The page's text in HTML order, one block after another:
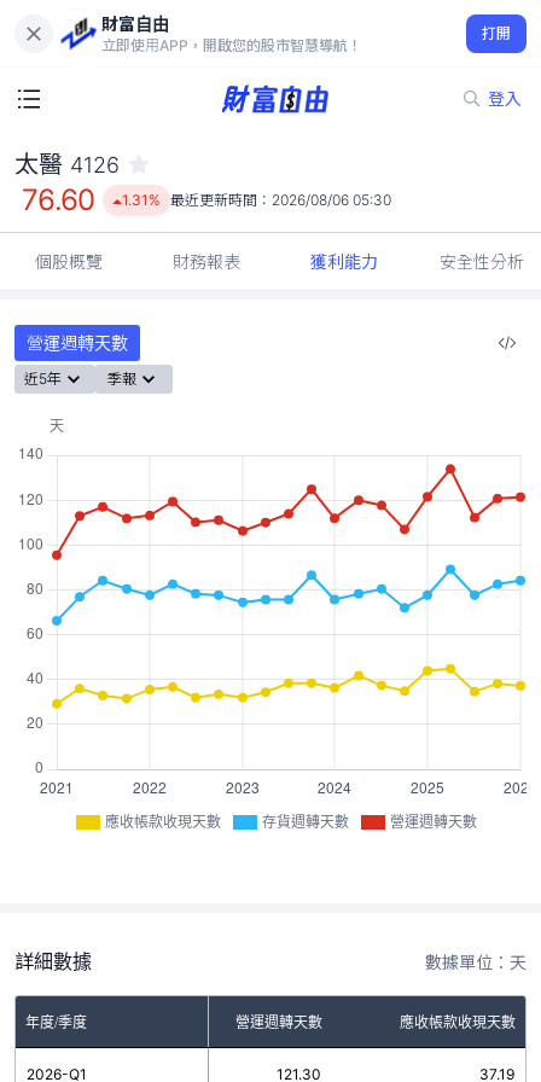
財富自由
立即使用APP，開啟您的股市智慧導航！
打開
登入
76.60
1.31%
太醫 4126
76.60 1.31% 最近更新時間： 2026/08/06 05:30
個股概覽 財務報表 獲利能力 安全性分析
營運週轉天數
近5年 季報
應收帳款收現天數 存貨週轉天數 營運週轉天數
詳細數據 數據單位：天
年度/季度
存貨週轉天數 營運週轉天數 應收帳款收現天數
2026-Q1 121.30 37.19